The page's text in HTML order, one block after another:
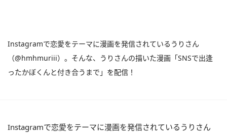
Instagramで恋愛をテーマに漫画を発信されているうりさん
（@hmhmuriii）。そんな、うりさんの描いた漫画「SNSで出逢
ったかぼくんと付き合うまで」を配信！
Instagramで恋愛をテーマに漫画を発信されているうりさん